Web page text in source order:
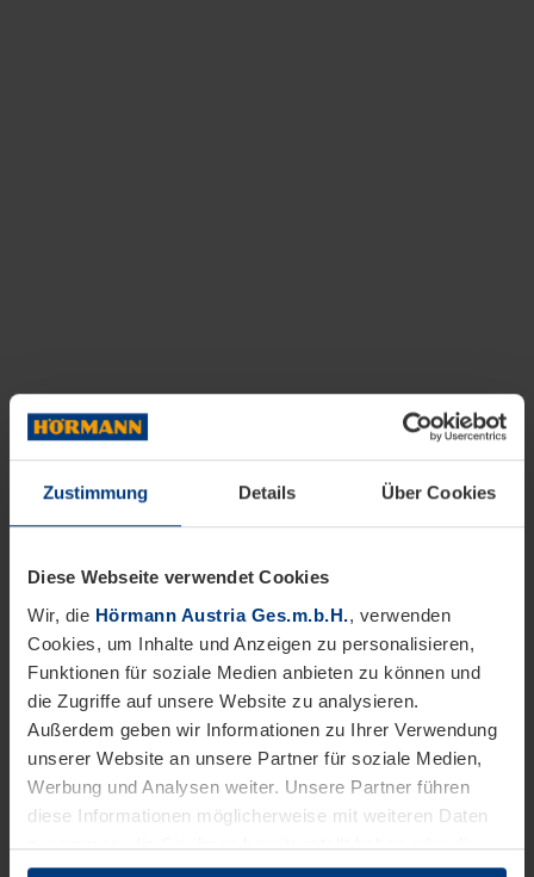
Zustimmung Details Über Cookies
Diese Webseite verwendet Cookies
Wir, die Hörmann Austria Ges.m.b.H., verwenden
Cookies, um Inhalte und Anzeigen zu personalisieren,
Funktionen für soziale Medien anbieten zu können und
die Zugriffe auf unsere Website zu analysieren.
Außerdem geben wir Informationen zu Ihrer Verwendung
unserer Website an unsere Partner für soziale Medien,
Werbung und Analysen weiter. Unsere Partner führen
diese Informationen möglicherweise mit weiteren Daten
zusammen, die Sie ihnen bereitgestellt haben oder die
sie im Rahmen Ihrer Nutzung der Dienste gesammelt